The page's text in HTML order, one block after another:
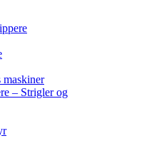
– Strigler og